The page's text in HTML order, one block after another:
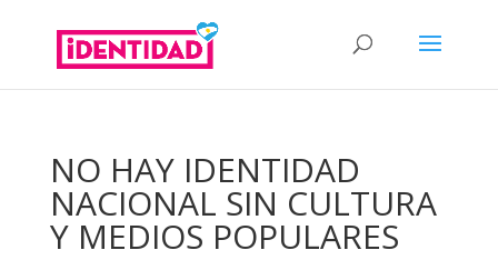
NO HAY IDENTIDAD
NACIONAL SIN CULTURA
Y MEDIOS POPULARES